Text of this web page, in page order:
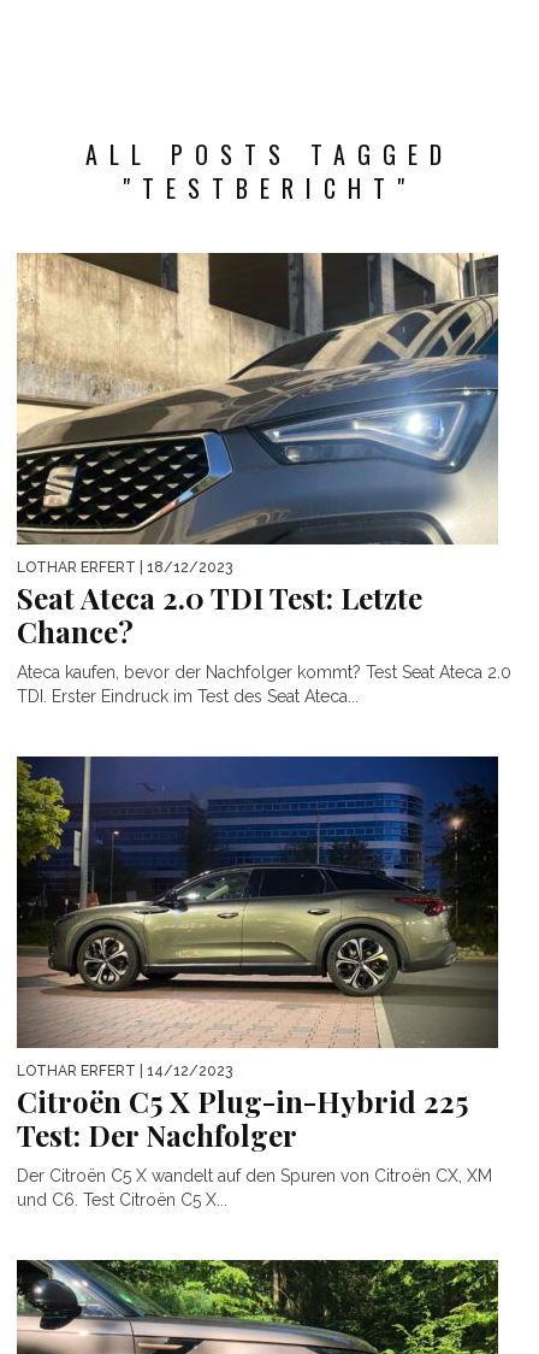
ALL POSTS TAGGED
"TESTBERICHT"
LOTHAR ERFERT | 18/12/2023
Seat Ateca 2.0 TDI Test: Letzte
Chance?
Ateca kaufen, bevor der Nachfolger kommt? Test Seat Ateca 2.0
TDI. Erster Eindruck im Test des Seat Ateca...
LOTHAR ERFERT | 14/12/2023
Citroën C5 X Plug-in-Hybrid 225
Test: Der Nachfolger
Der Citroën C5 X wandelt auf den Spuren von Citroën CX, XM
und C6. Test Citroën C5 X...